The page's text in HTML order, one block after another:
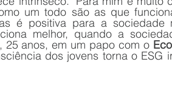
um todo são as que
é positiva para a sociedade
melhor, quando a
25 anos, em um papo com o
dos jovens torna o ESG